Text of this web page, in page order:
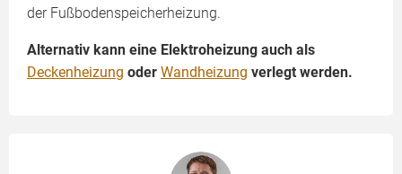
der Fußbodenspeicherheizung.
Alternativ kann eine Elektroheizung auch als
Deckenheizung oder Wandheizung verlegt werden.